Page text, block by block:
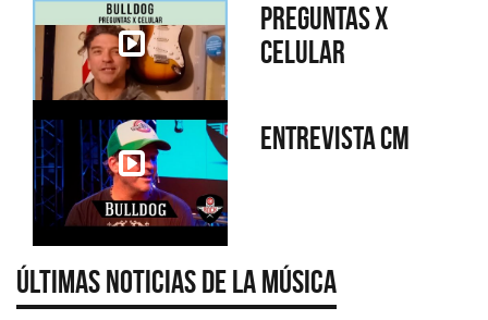
Preguntas x
Celular
Entrevista CM
Últimas Noticias de la Música